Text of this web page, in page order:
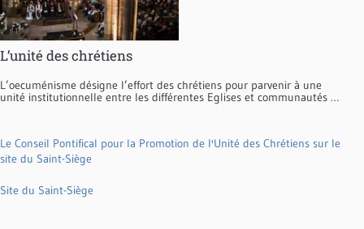
L’unité des chrétiens
L’oecuménisme désigne l’effort des chrétiens pour parvenir à une
unité institutionnelle entre les différentes Eglises et communautés …
Le Conseil Pontifical pour la Promotion de l'Unité des Chrétiens sur le
site du Saint-Siège
Site du Saint-Siège